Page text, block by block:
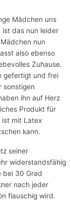
Mädchen uns
ist das nun leider
nun
also ebenso
Zuhause.
gefertigt und frei
sonstigen
ihn auf Herz
Produkt für
ist mit Latex
kann.
seiner
widerstandsfähig
bei 30 Grad
nach jeder
flauschig wird.